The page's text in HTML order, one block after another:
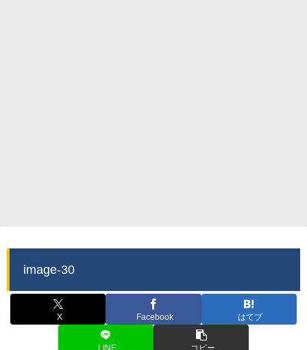
image-30
X Facebook はてブ
LINE コピー